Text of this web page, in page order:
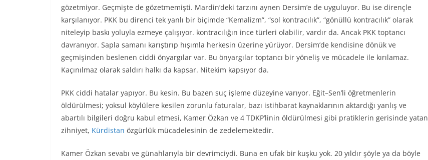
gözetmiyor. Geçmişte de gözetmemişti. Mardin’deki tarzını aynen Dersim’e de uyguluyor. Bu ise dirençle
karşılanıyor. PKK bu direnci tek yanlı bir biçimde “Kemalizm”, “sol kontracılık”, “gönüllü kontracılık” olarak
niteleyip baskı yoluyla ezmeye çalışıyor. kontracılığın ince türleri olabilir, vardır da. Ancak PKK toptancı
davranıyor. Sapla samanı karıştırıp hışımla herkesin üzerine yürüyor. Dersim’de kendisine dönük ve
geçmişinden beslenen ciddi önyargılar var. Bu önyargılar toptancı bir yöneliş ve mücadele ile kırılamaz.
Kaçınılmaz olarak saldırı halkı da kapsar. Nitekim kapsıyor da.
PKK ciddi hatalar yapıyor. Bu kesin. Bu bazen suç işleme düzeyine varıyor. Eğit–Sen’li öğretmenlerin
öldürülmesi; yoksul köylülere kesilen zorunlu faturalar, bazı istihbarat kaynaklarının aktardığı yanlış ve
abartılı bilgileri doğru kabul etmesi, Kamer Özkan ve 4 TDKP’linin öldürülmesi gibi pratiklerin gerisinde yatan
zihniyet, Kürdistan özgürlük mücadelesinin de zedelemektedir.
Kamer Özkan sevabı ve günahlarıyla bir devrimciydi. Buna en ufak bir kuşku yok. 20 yıldır şöyle ya da böyle